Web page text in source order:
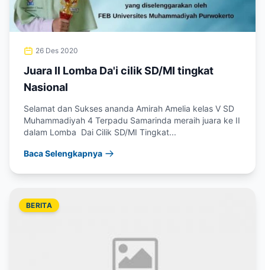
26 Des 2020
Juara II Lomba Da'i cilik SD/MI tingkat
Nasional
Selamat dan Sukses ananda Amirah Amelia kelas V SD
Muhammadiyah 4 Terpadu Samarinda meraih juara ke II
dalam Lomba Dai Cilik SD/MI Tingkat...
Baca Selengkapnya
BERITA